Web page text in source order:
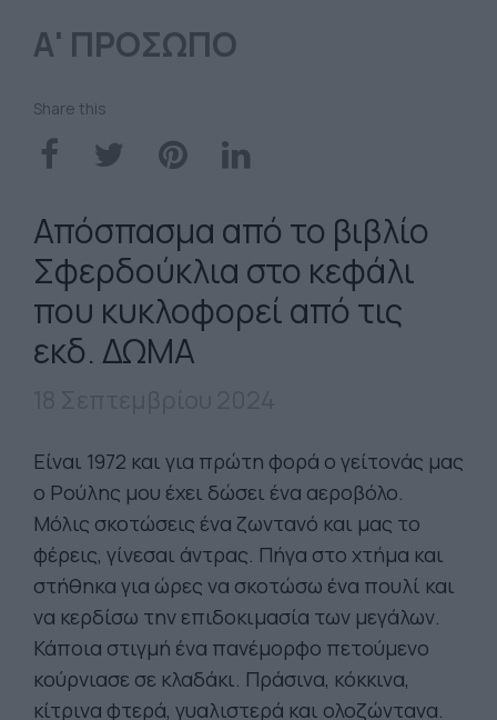
Α' ΠΡΟΣΩΠΟ
Share this
Απόσπασμα από το βιβλίο
Σφερδούκλια στο κεφάλι
που κυκλοφορεί από τις
εκδ. ΔΩΜΑ
Είναι 1972 και για πρώτη φορά ο γείτονάς μας
ο Ρούλης μου έχει δώσει ένα αεροβόλο.
Μόλις σκοτώσεις ένα ζωντανό και μας το
φέρεις, γίνεσαι άντρας. Πήγα στο χτήμα και
στήθηκα για ώρες να σκοτώσω ένα πουλί και
να κερδίσω την επιδοκιμασία των μεγάλων.
Κάποια στιγμή ένα πανέμορφο πετούμενο
κούρνιασε σε κλαδάκι. Πράσινα, κόκκινα,
κίτρινα φτερά, γυαλιστερά και ολοζώντανα.